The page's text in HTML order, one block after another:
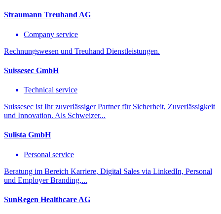
Straumann Treuhand AG
Company service
Rechnungswesen und Treuhand Dienstleistungen.
Suissesec GmbH
Technical service
Suissesec ist Ihr zuverlässiger Partner für Sicherheit, Zuverlässigkeit
und Innovation. Als Schweizer...
Sulista GmbH
Personal service
Beratung im Bereich Karriere, Digital Sales via LinkedIn, Personal
und Employer Branding,...
SunRegen Healthcare AG